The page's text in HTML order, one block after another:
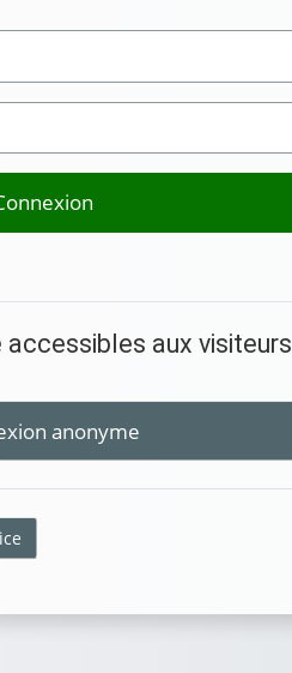
accessibles aux visiteurs
anonyme